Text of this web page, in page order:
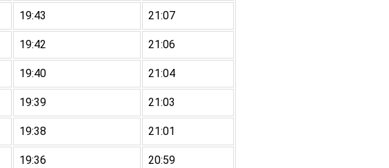
19:43 21:07
19:42 21:06
19:40 21:04
19:39 21:03
19:38 21:01
19:36 20:59